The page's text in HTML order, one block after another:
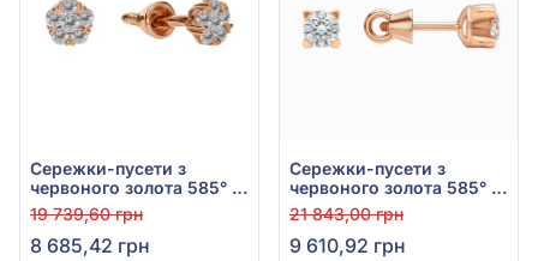
Сережки-пусети з
червоного золота 585° з
фіанітом/куб.цирконієм,
арт. 520291
19 739,60 грн
8 685,42 грн
Сережки-пусети з
червоного золота 585° з
фіанітом/куб.цирконієм,
арт. 520078
21 843,00 грн
9 610,92 грн